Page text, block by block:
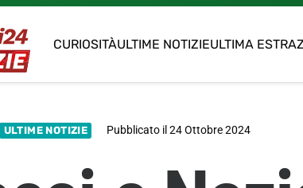
CURIOSITÀULTIME NOTIZIEULTIMA
ULTIME NOTIZIE Pubblicato il24 Ottobre 2024